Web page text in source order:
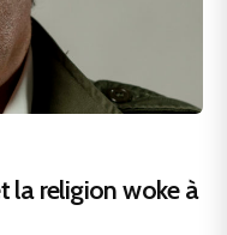
la religion woke à